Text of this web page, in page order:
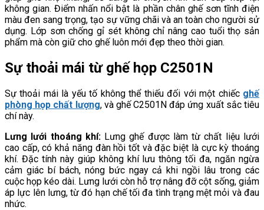
không gian. Điểm nhấn nổi bật là phần chân ghế sơn tĩnh điện
màu đen sang trọng, tạo sự vững chãi và an toàn cho người sử
dụng. Lớp sơn chống gỉ sét không chỉ nâng cao tuổi thọ sản
phẩm mà còn giữ cho ghế luôn mới đẹp theo thời gian.
Sự thoải mái từ ghế họp C2501N
Sự thoải mái là yếu tố không thể thiếu đối với một chiếc ghế
phòng họp chất lượng, và ghế C2501N đáp ứng xuất sắc tiêu
chí này.
Lưng lưới thoáng khí:Lưng ghế được làm từ chất liệu lưới
cao cấp, có khả năng đàn hồi tốt và đặc biệt là cực kỳ thoáng
khí. Đặc tính này giúp không khí lưu thông tối đa, ngăn ngừa
cảm giác bí bách, nóng bức ngay cả khi ngồi lâu trong các
cuộc họp kéo dài. Lưng lưới còn hỗ trợ nâng đỡ cột sống, giảm
áp lực lên lưng, từ đó hạn chế tối đa tình trạng mệt mỏi và đau
nhức.